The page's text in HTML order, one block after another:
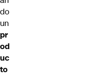
do
un
pr
od
uc
to